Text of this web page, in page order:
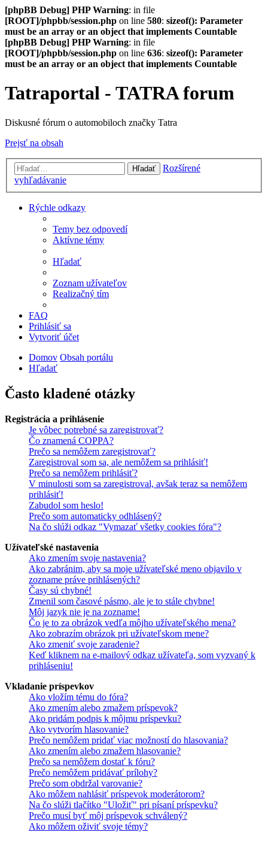
[phpBB Debug] PHP Warning: in file
[ROOT]/phpbb/session.php on line 580: sizeof(): Parameter
must be an array or an object that implements Countable
[phpBB Debug] PHP Warning: in file
[ROOT]/phpbb/session.php on line 636: sizeof(): Parameter
must be an array or an object that implements Countable
Tatraportal - TATRA forum
Diskusné fórum o automobiloch značky Tatra
Prejsť na obsah
Hľadať
Rozšírené
vyhľadávanie
Rýchle odkazy
Temy bez odpovedí
Aktívne témy
Hľadať
Zoznam užívateľov
Realizačný tím
FAQ
Prihlásiť sa
Vytvoriť účet
Domov Obsah portálu
Hľadať
Často kladené otázky
Registrácia a prihlásenie
Je vôbec potrebné sa zaregistrovať?
Čo znamená COPPA?
Prečo sa nemôžem zaregistrovať?
Zaregistroval som sa, ale nemôžem sa prihlásiť!
Prečo sa nemôžem prihlásiť?
V minulosti som sa zaregistroval, avšak teraz sa nemôžem
prihlásiť!
Zabudol som heslo!
Prečo som automaticky odhlásený?
Na čo slúži odkaz "Vymazať všetky cookies fóra"?
Užívateľské nastavenia
Ako zmením svoje nastavenia?
Ako zabránim, aby sa moje užívateľské meno objavilo v
zozname práve prihlásených?
Časy sú chybné!
Zmenil som časové pásmo, ale je to stále chybne!
Môj jazyk nie je na zozname!
Čo je to za obrázok vedľa môjho užívateľského mena?
Ako zobrazím obrázok pri užívateľskom mene?
Ako zmeniť svoje zaradenie?
Keď kliknem na e-mailový odkaz užívateľa, som vyzvaný k
prihláseniu!
Vkladanie príspevkov
Ako vložím tému do fóra?
Ako zmením alebo zmažem príspevok?
Ako pridám podpis k môjmu príspevku?
Ako vytvorím hlasovanie?
Prečo nemôžem pridať viac možností do hlasovania?
Ako zmením alebo zmažem hlasovanie?
Prečo sa nemôžem dostať k fóru?
Prečo nemôžem pridávať prílohy?
Prečo som obdržal varovanie?
Ako môžem nahlásiť príspevok moderátorom?
Na čo slúži tlačítko "Uložiť" pri písaní príspevku?
Prečo musí byť môj príspevok schválený?
Ako môžem oživiť svoje témy?